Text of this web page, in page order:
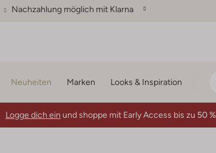
Nachzahlung möglich mit Klarna
Neuheiten Marken Looks & Inspiration
Logge dich ein und shoppe mit Early Access bis zu 50